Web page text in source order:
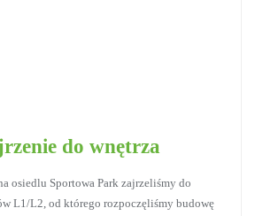
do wnętrza
osiedlu Sportowa Park zajrzeliśmy do
L1/L2, od którego rozpoczęliśmy budowę